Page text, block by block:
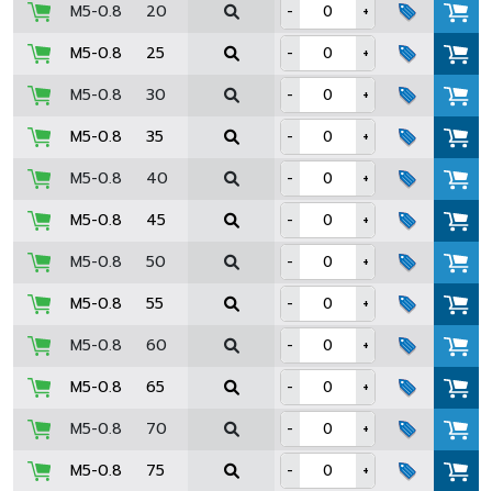
M5-0.8 20 -
+
M5-0.8
25 -
+
M5-0.8
30 -
+
M5-0.8
35 -
+
M5-0.8
40 -
+
M5-0.8
45 -
+
M5-0.8
50 -
+
M5-0.8
55 -
+
M5-0.8
60 -
+
M5-0.8
65 -
+
M5-0.8
70 -
+
M5-0.8
75 -
+